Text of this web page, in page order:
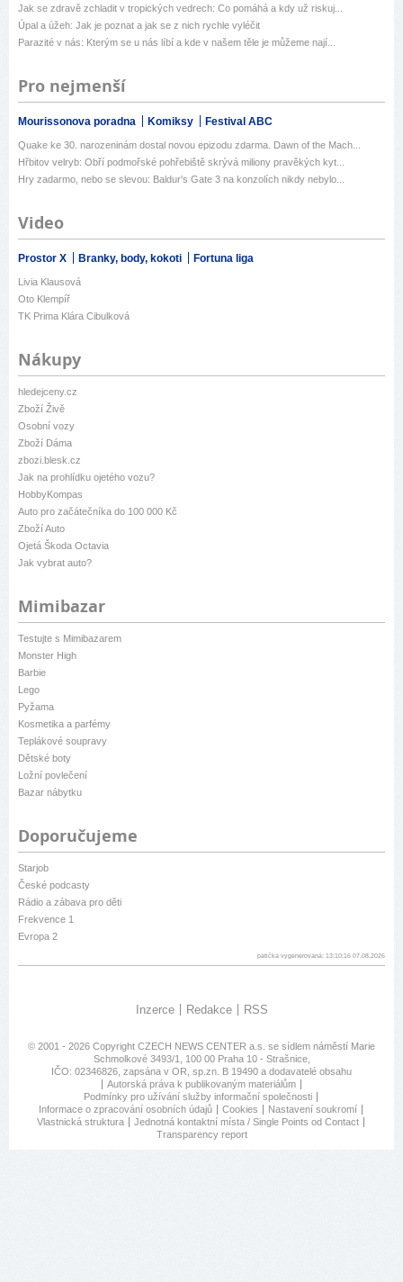
Jak se zdravě zchladit v tropických vedrech: Co pomáhá a kdy už riskuj...
Úpal a úžeh: Jak je poznat a jak se z nich rychle vyléčit
Parazité v nás: Kterým se u nás líbí a kde v našem těle je můžeme nají...
Pro nejmenší
Mourissonova poradna Komiksy Festival ABC
Quake ke 30. narozeninám dostal novou epizodu zdarma. Dawn of the Mach...
Hřbitov velryb: Obří podmořské pohřebiště skrývá miliony pravěkých kyt...
Hry zadarmo, nebo se slevou: Baldur's Gate 3 na konzolích nikdy nebylo...
Video
Prostor X Branky, body, kokoti Fortuna liga
Livia Klausová
Oto Klempíř
TK Prima Klára Cibulková
Nákupy
hledejceny.cz
Zboží Živě
Osobní vozy
Zboží Dáma
zbozi.blesk.cz
Jak na prohlídku ojetého vozu?
HobbyKompas
Auto pro začátečníka do 100 000 Kč
Zboží Auto
Ojetá Škoda Octavia
Jak vybrat auto?
Mimibazar
Testujte s Mimibazarem
Monster High
Barbie
Lego
Pyžama
Kosmetika a parfémy
Teplákové soupravy
Dětské boty
Ložní povlečení
Bazar nábytku
Doporučujeme
Starjob
České podcasty
Rádio a zábava pro děti
Frekvence 1
Evropa 2
patička vygenerovaná: 13:10:16 07.08.2026
Inzerce Redakce RSS
© 2001 - 2026 Copyright CZECH NEWS CENTER a.s. se sídlem náměstí Marie
Schmolkové 3493/1, 100 00 Praha 10 - Strašnice,
IČO: 02346826, zapsána v OR, sp.zn. B 19490 a dodavatelé obsahu
Autorská práva k publikovaným materiálům
Podmínky pro užívání služby informační společnosti
Informace o zpracování osobních údajů
Cookies
Nastavení soukromí
Vlastnická struktura
Jednotná kontaktní místa / Single Points od Contact
Transparency report